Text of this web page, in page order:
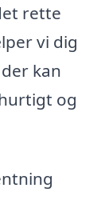
rette
vi dig
kan
og